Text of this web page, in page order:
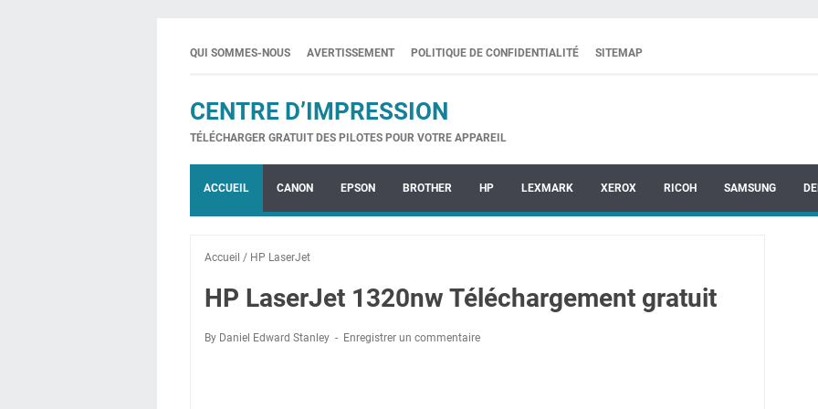
QUI SOMMES-NOUS AVERTISSEMENT POLITIQUE DE CONFIDENTIALITÉ SITEMAP
CENTRE D’IMPRESSION
TÉLÉCHARGER GRATUIT DES PILOTES POUR VOTRE APPAREIL
ACCUEIL CANON EPSON BROTHER HP LEXMARK XEROX RICOH SAMSUNG
Accueil / HP LaserJet
HP LaserJet 1320nw Téléchargement gratuit
By Daniel Edward Stanley Enregistrer un commentaire